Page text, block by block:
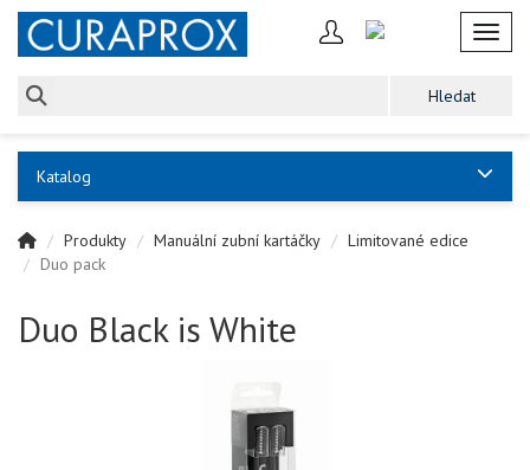
Katalog
Produkty Manuální zubní kartáčky
Limitované edice
Duo pack
Duo Black is White